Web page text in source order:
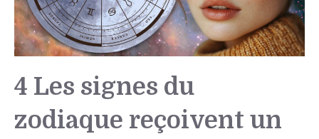
4 Les signes du
zodiaque reçoivent un